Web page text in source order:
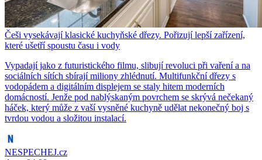
Češi vysekávají klasické kuchyňské dřezy. Pořizují lepší zařízení,
které ušetří spoustu času i vody
Vypadají jako z futuristického filmu, slibují revoluci při vaření a na
sociálních sítích sbírají miliony zhlédnutí. Multifunkční dřezy s
vodopádem a digitálním displejem se staly hitem moderních
domácností. Jenže pod nablýskaným povrchem se skrývá nečekaný
háček, který může z vaší vysněné kuchyně udělat nekonečný boj s
tvrdou vodou a složitou instalací.
NESPECHEJ.cz